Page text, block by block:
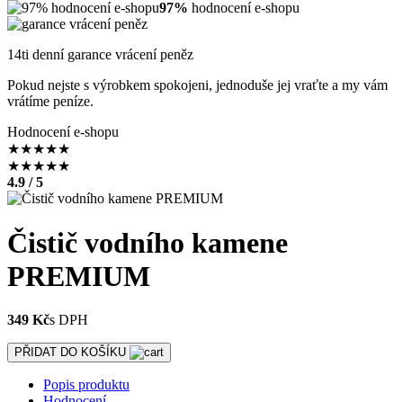
97% hodnocení e-shopu
14ti denní garance vrácení peněz
Pokud nejste s výrobkem spokojeni, jednoduše jej vraťte a my vám
vrátíme peníze.
Hodnocení e-shopu
★★★★★
★★★★★
4.9 / 5
Čistič vodního kamene
PREMIUM
349 Kčs DPH
PŘIDAT DO KOŠÍKU
Popis produktu